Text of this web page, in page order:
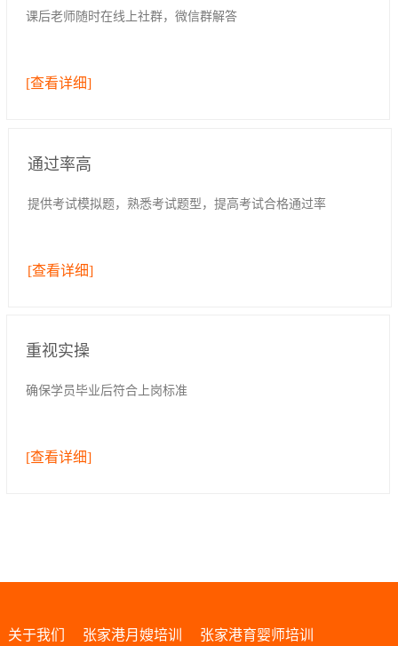
课后老师随时在线上社群，微信群解答
[查看详细]
通过率高
提供考试模拟题，熟悉考试题型，提高考试合格通过率
[查看详细]
重视实操
确保学员毕业后符合上岗标准
[查看详细]
关于我们 张家港月嫂培训
张家港育婴师培训